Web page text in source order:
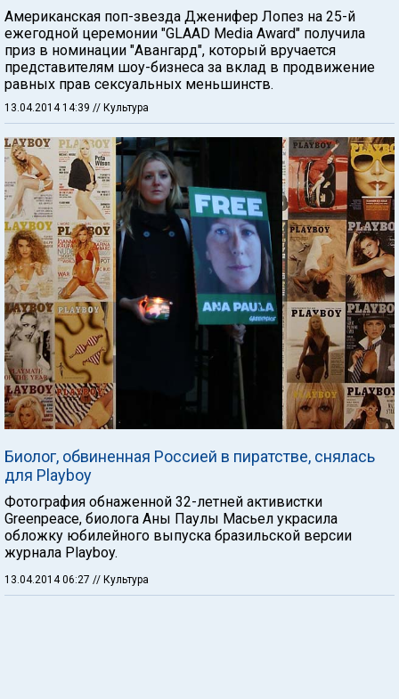
Американская поп-звезда Дженифер Лопез на 25-й
ежегодной церемонии "GLAAD Media Award" получила
приз в номинации "Авангард", который вручается
представителям шоу-бизнеса за вклад в продвижение
равных прав сексуальных меньшинств.
13.04.2014 14:39 // Культура
Биолог, обвиненная Россией в пиратстве, снялась
для Playboy
Фотография обнаженной 32-летней активистки
Greenpeace, биолога Аны Паулы Масьел украсила
обложку юбилейного выпуска бразильской версии
журнала Playboy.
13.04.2014 06:27 // Культура